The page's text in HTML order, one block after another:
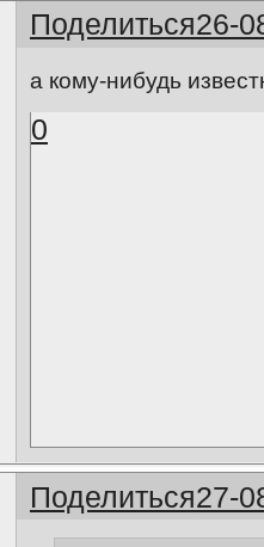
Поделиться26-
а кому-нибудь
0
Поделиться27-